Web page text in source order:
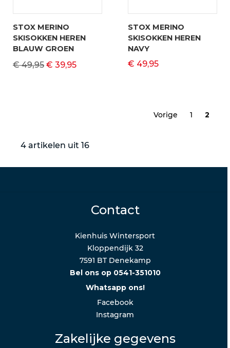
STOX MERINO
SKISOKKEN HEREN
BLAUW GROEN
€ 49,95 € 39,95
STOX MERINO
SKISOKKEN HEREN
NAVY
€ 49,95
Vorige 1 2
4 artikelen uit 16
Contact
Kienhuis Wintersport
Kloppendijk 32
7591 BT Denekamp
Bel ons op 0541-351010
Whatsapp ons!
Facebook
Instagram
Zakelijke gegevens